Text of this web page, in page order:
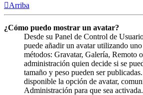
Arriba
¿Cómo puedo mostrar un avatar?
Desde su Panel de Control de
puede añadir un avatar utilizando
métodos: Gravatar, Galería, Remoto
administración quien decide si se
tamaño y peso pueden ser
disponible la opción de avatar,
Administración para que sea activada.